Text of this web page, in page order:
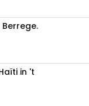
in 't